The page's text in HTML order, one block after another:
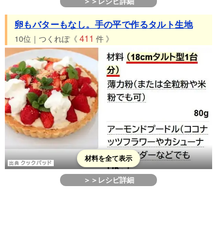
卵もバターもなし。手の平で作るタルト生地
10位｜つくれぽ《 411 件 》
材料を全て表示
＞＞レシピ詳細